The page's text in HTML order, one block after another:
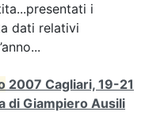
i
dati relativi
2007 Cagliari, 19-21
di Giampiero Ausili